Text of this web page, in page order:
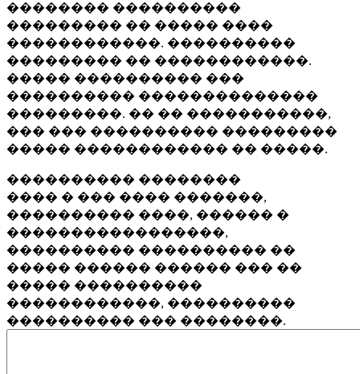
�������� ����������
��������� �� ����� ����
������������. ����������
��������� �� ������������.
����� ���������� ���
���������� ��������������
���������. �� �� �����������,
��� ��� ���������� ���������
����� ������������ �� �����.
���������� ��������
���� � ��� ���� �������,
���������� ����, ������ �
�����������������,
���������� ���������� ��
����� ������ ������ ��� ��
����� ����������
������������, ����������
���������� ��� ��������.